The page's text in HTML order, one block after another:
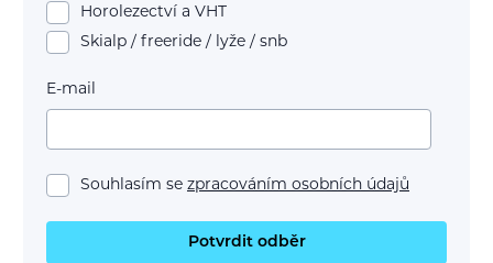
Horolezectví a VHT
Skialp / freeride / lyže / snb
E-mail
Souhlasím se zpracováním osobních údajů
Potvrdit odběr